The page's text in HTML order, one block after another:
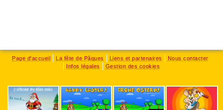
Page d'accueil La fête de Pâques Liens et partenaires
Nous contacter
Infos légales
Gestion des cookies